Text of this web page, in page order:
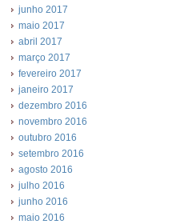
junho 2017
maio 2017
abril 2017
março 2017
fevereiro 2017
janeiro 2017
dezembro 2016
novembro 2016
outubro 2016
setembro 2016
agosto 2016
julho 2016
junho 2016
maio 2016